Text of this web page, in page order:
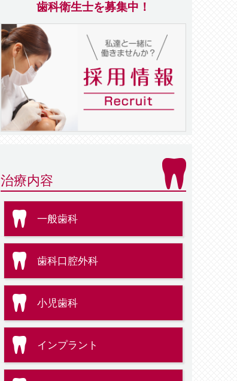
歯科衛生士を募集中！
治療内容
一般歯科
歯科口腔外科
小児歯科
インプラント